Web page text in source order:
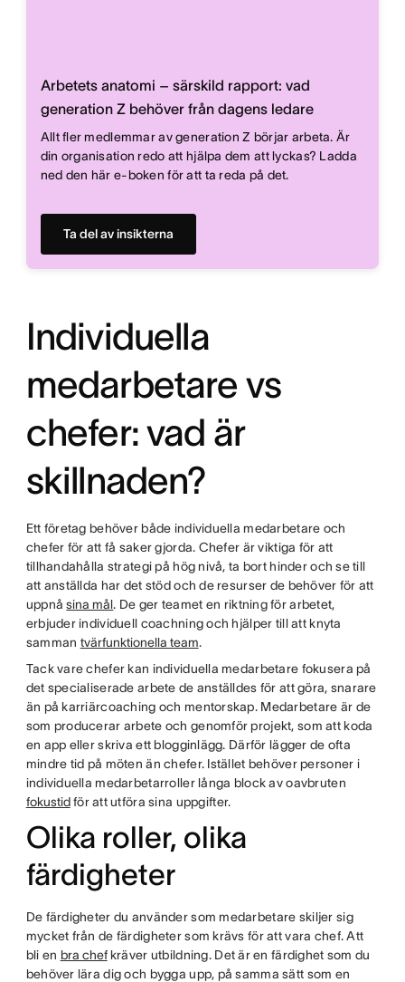
Arbetets anatomi – särskild rapport: vad
generation Z behöver från dagens ledare
Allt fler medlemmar av generation Z börjar arbeta. Är
din organisation redo att hjälpa dem att lyckas? Ladda
ned den här e-boken för att ta reda på det.
Ta del av insikterna
Individuella
medarbetare vs
chefer: vad är
skillnaden?
Ett företag behöver både individuella medarbetare och
chefer för att få saker gjorda. Chefer är viktiga för att
tillhandahålla strategi på hög nivå, ta bort hinder och se till
att anställda har det stöd och de resurser de behöver för att
uppnåsina mål. De ger teamet en riktning för arbetet,
erbjuder individuell coachning och hjälper till att knyta
samman tvärfunktionella team.
Tack vare chefer kan individuella medarbetare fokusera på
det specialiserade arbete de anställdes för att göra, snarare
än på karriärcoaching och mentorskap. Medarbetare är de
som producerar arbete och genomför projekt, som att koda
en app eller skriva ett blogginlägg. Därför lägger de ofta
mindre tid på möten än chefer. Istället behöver personer i
individuella medarbetarroller långa block av oavbruten
fokustidför att utföra sina uppgifter.
Olika roller, olika
färdigheter
De färdigheter du använder som medarbetare skiljer sig
mycket från de färdigheter som krävs för att vara chef. Att
bli en bra chefkräver utbildning. Det är en färdighet som du
behöver lära dig och bygga upp, på samma sätt som en